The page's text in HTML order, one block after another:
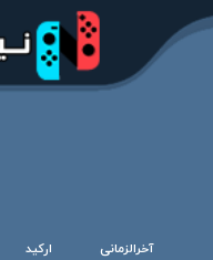
آخرالزمانی ارکید